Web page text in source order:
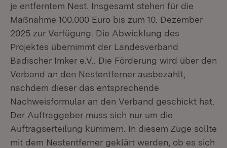
je entferntem Nest. Insgesamt stehen für die
Maßnahme 100.000 Euro bis zum 10. Dezember
2025 zur Verfügung. Die Abwicklung des
Projektes übernimmt der Landesverband
Badischer Imker e.V.. Die Förderung wird über den
Verband an den Nestentferner ausbezahlt,
nachdem dieser das entsprechende
Nachweisformular an den Verband geschickt hat.
Der Auftraggeber muss sich nur um die
Auftragserteilung kümmern. In diesem Zuge sollte
mit dem Nestentferner geklärt werden, ob es sich